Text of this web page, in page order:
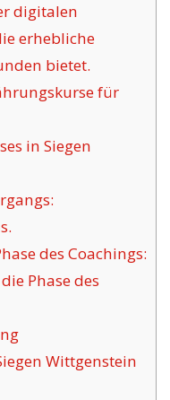
digitalen
erhebliche
bietet.
für
in Siegen
des Coachings:
Phase des
Wittgenstein